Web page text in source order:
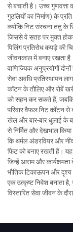
से बचाती है। उच्च गुणवत्ता
गुठलियों का निर्माण) के
क्योंकि निट संरचना तंतु के
जिससे वे सतह पर मुक्त
पिलिंग प्रतिरोध कपड़े की
जीवनकाल में बनाए रखता
वाणिज्यिक अनुप्रयोगों
सेवा अवधि प्रतिस्थापन
कॉटन के तौलिए और रोबें
को सहन कर सकते हैं, जबकि
परिवार वैफल निट कॉटन से
खेल और बार-बार धुलाई के
से निर्मित और देखभाल
कि थर्मल अंडरवियर और
फिट को बनाए रखती हैं।
जिन्हें आराम और
भौतिक टिकाऊपन और दृश्य
एक उत्कृष्ट निवेश बनाता
विस्तारित सेवा जीवन के